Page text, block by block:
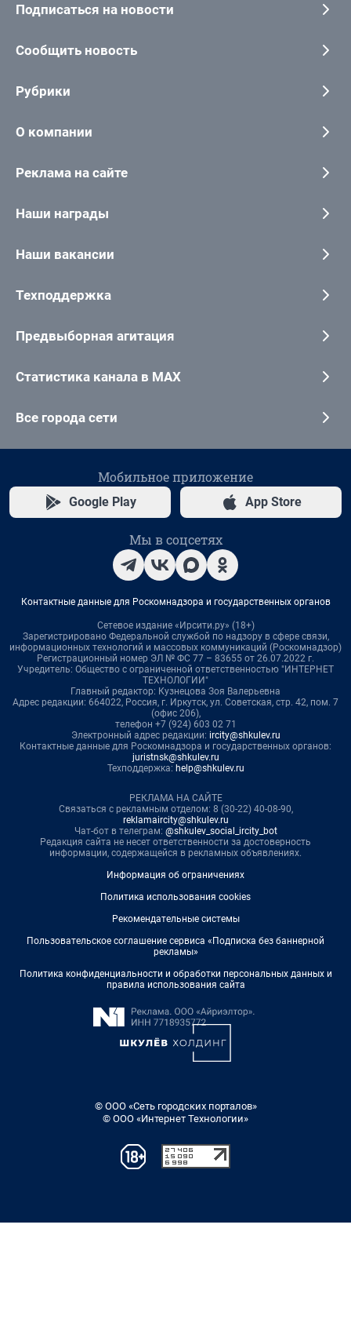
Подписаться на новости
Сообщить новость
Рубрики
О компании
Реклама на сайте
Наши награды
Наши вакансии
Техподдержка
Предвыборная агитация
Статистика канала в MAX
Все города сети
Мобильное приложение
Google Play App Store
Мы в соцсетях
Контактные данные для Роскомнадзора и государственных органов
Сетевое издание «Ирсити.ру» (18+)
Зарегистрировано Федеральной службой по надзору в сфере связи,
информационных технологий и массовых коммуникаций (Роскомнадзор)
Регистрационный номер ЭЛ № ФС 77 – 83655 от 26.07.2022 г.
Учредитель: Общество с ограниченной ответственностью "ИНТЕРНЕТ
ТЕХНОЛОГИИ"
Главный редактор: Кузнецова Зоя Валерьевна
Адрес редакции: 664022, Россия, г. Иркутск, ул. Советская, стр. 42, пом. 7
(офис 206),
телефон +7 (924) 603 02 71
Электронный адрес редакции: ircity@shkulev.ru
Контактные данные для Роскомнадзора и государственных органов:
juristnsk@shkulev.ru
Техподдержка: help@shkulev.ru
РЕКЛАМА НА САЙТЕ
Связаться с рекламным отделом: 8 (30-22) 40-08-90,
reklamaircity@shkulev.ru
Чат-бот в телеграм: @shkulev_social_ircity_bot
Редакция сайта не несет ответственности за достоверность
информации, содержащейся в рекламных объявлениях.
Информация об ограничениях
Политика использования cookies
Рекомендательные системы
Пользовательское соглашение сервиса «Подписка без баннерной
рекламы»
Политика конфиденциальности и обработки персональных данных и
правила использования сайта
© ООО «Сеть городских порталов»
© ООО «Интернет Технологии»